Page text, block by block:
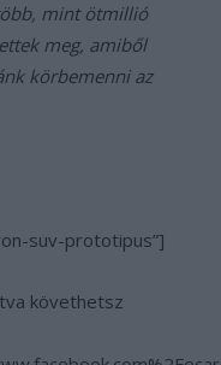
mint ötmillió
meg, amiből
körbemenni az
suv-prototipus”]
követhetsz